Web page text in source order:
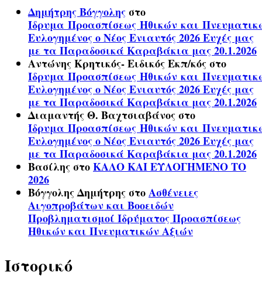
Δημήτρης Βόγγοληςστο
Ίδρυμα Προασπίσεως Ηθικών και
Ευλογημένος ο Νέος Ενιαυτός 2026 Ευχές μας
με τα Παραδοσικά Καραβάκια μας 20.1.2026
Αντώνης Κρητικός- Ειδικός Εκπ/κόςστο
Ίδρυμα Προασπίσεως Ηθικών και
Ευλογημένος ο Νέος Ενιαυτός 2026 Ευχές μας
με τα Παραδοσικά Καραβάκια μας 20.1.2026
Διαμαντής Θ. Βαχτσιαβάνοςστο
Ίδρυμα Προασπίσεως Ηθικών και
Ευλογημένος ο Νέος Ενιαυτός 2026 Ευχές μας
με τα Παραδοσικά Καραβάκια μας 20.1.2026
ΒασίληςστοΚΑΛΟ ΚΑΙ ΕΥΛΟΓΗΜΕΝΟ ΤΟ
2026
Βόγγολης ΔημήτρηςστοΑσθένειες
Αιγοπροβάτων και Βοοειδών
Προβληματισμοί Ιδρύματος Προασπίσεως
Ηθικών και Πνευματικών Αξιών
Ιστορικό